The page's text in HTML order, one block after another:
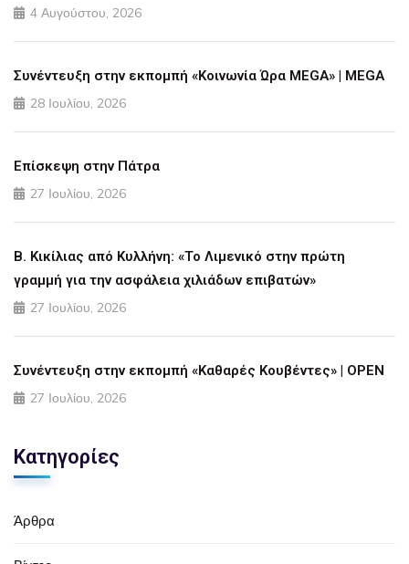
4 Αυγούστου, 2026
Συνέντευξη στην εκπομπή «Κοινωνία Ώρα MEGA» | MEGA
28 Ιουλίου, 2026
Επίσκεψη στην Πάτρα
27 Ιουλίου, 2026
Β. Κικίλιας από Κυλλήνη: «Το Λιμενικό στην πρώτη
γραμμή για την ασφάλεια χιλιάδων επιβατών»
27 Ιουλίου, 2026
Συνέντευξη στην εκπομπή «Καθαρές Κουβέντες» | OPEN
27 Ιουλίου, 2026
Κατηγορίες
Άρθρα